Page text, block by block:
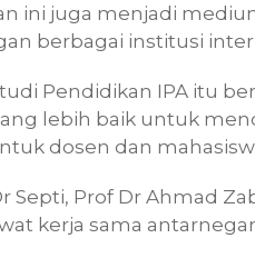
ini juga menjadi
berbagai institusi
Pendidikan IPA itu
lebih baik untuk
dosen dan
Septi, Prof Dr Ahmad
kerja sama